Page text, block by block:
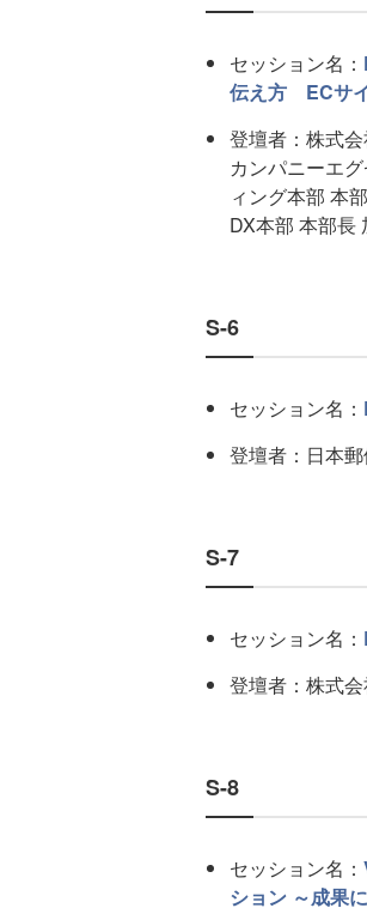
セッション名：
伝え方 ECサ
登壇者：株式
カンパニーエ
ィング本部 本
DX本部 本部長
S-6
セッション名：
登壇者：日本
S-7
セッション名：
登壇者：株式
S-8
セッション名：
ション ～成果